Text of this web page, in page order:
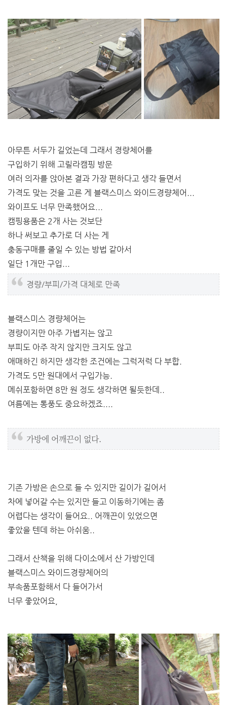
아무튼 서두가 길었는데 그래서 경량체어를
구입하기 위해 고릴라캠핑 방문
여러 의자를 앉아본 결과 가장 편하다고 생각 들면서
가격도 맞는 것을 고른 게 블랙스미스 와이드경량체어...
와이프도 너무 만족했어요...
캠핑용품은 2개 사는 것보단
하나 써보고 추가로 더 사는 게
충동구매를 줄일 수 있는 방법 같아서
일단 1개만 구입...
경량/부피/가격 대체로 만족
블랙스미스 경량체어는
경량이지만 아주 가볍지는 않고
부피도 아주 작지 않지만 크지도 않고
애매하긴 하지만 생각한 조건에는 그럭저럭 다 부합.
가격도 5만 원대에서 구입가능.
메쉬포함하면 8만 원 정도 생각하면 될듯한데..
여름에는 통풍도 중요하겠죠....
가방에 어깨끈이 없다.
기존 가방은 손으로 들 수 있지만 길이가 길어서
차에 넣어갈 수는 있지만 들고 이동하기에는 좀
어렵다는 생각이 들어요.. 어깨끈이 있었으면
좋았을 텐데 하는 아쉬움..
그래서 산책을 위해 다이소에서 산 가방인데
블랙스미스 와이드경량체어의
부속품포함해서 다 들어가서
너무 좋았어요,